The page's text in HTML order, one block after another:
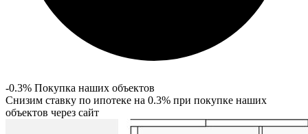
-0.3% Покупка наших объектов
Снизим ставку по ипотеке на 0.3% при покупке наших
объектов через сайт